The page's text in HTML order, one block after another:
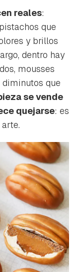
reales:
que
y brillos
dentro hay
mousses
que
se vende
quejarse: es